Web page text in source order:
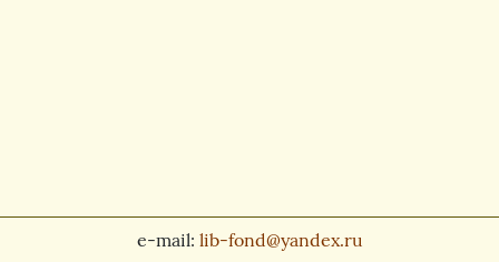
e-mail: lib-fond@yandex.ru